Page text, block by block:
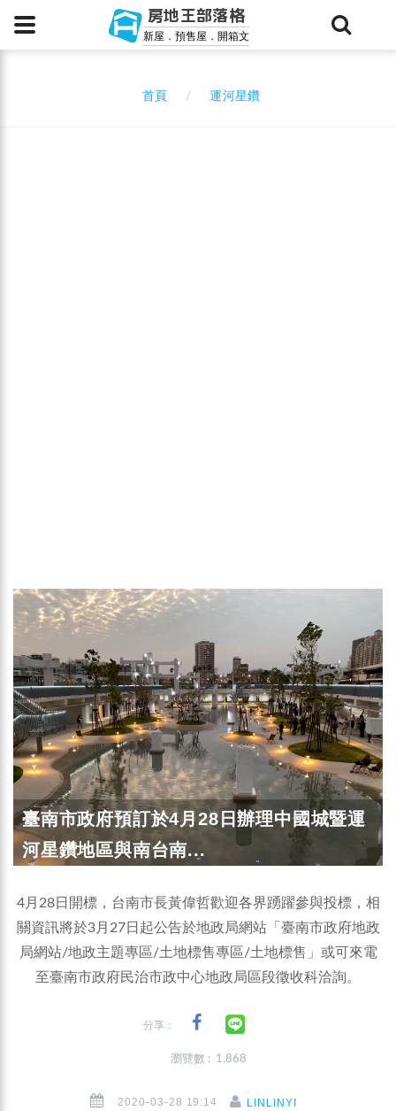
房地王部落格
新屋．預售屋．開箱文
首頁 運河星鑽
臺南市政府預訂於4月28日辦理中國城暨運
河星鑽地區與南台南...
4月28日開標，台南市長黃偉哲歡迎各界踴躍參與投標，相
關資訊將於3月27日起公告於地政局網站「臺南市政府地政
局網站/地政主題專區/土地標售專區/土地標售」或可來電
至臺南市政府民治市政中心地政局區段徵收科洽詢。
分享：
瀏覽數 : 1,868
2020-03-28 19:14 LINLINYI